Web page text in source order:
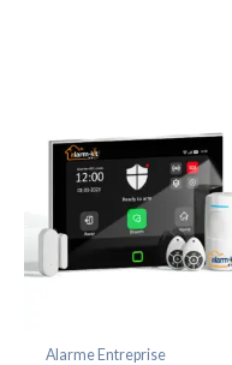
Alarme Entreprise